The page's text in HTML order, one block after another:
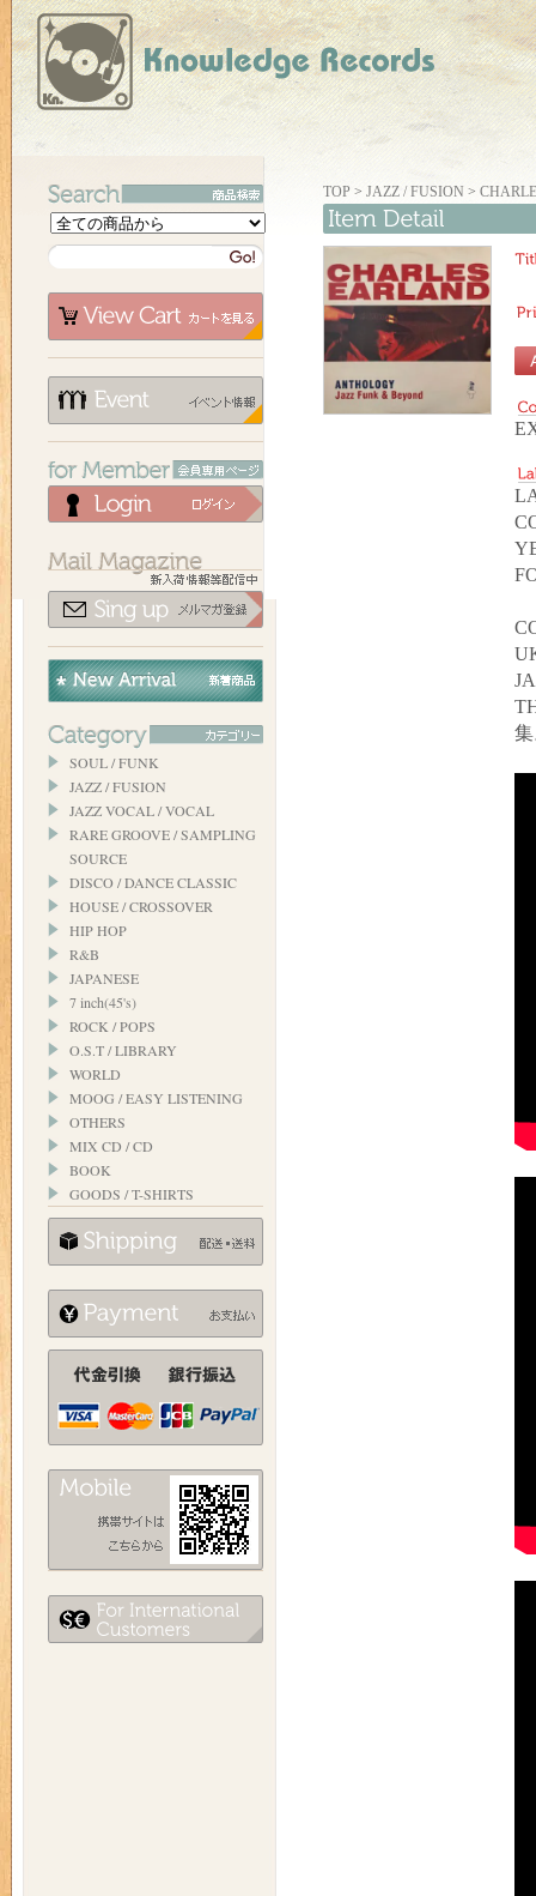
SOUL / FUNK
JAZZ / FUSION
JAZZ VOCAL / VOCAL
RARE GROOVE / SAMPLING
SOURCE
DISCO / DANCE CLASSIC
HOUSE / CROSSOVER
HIP HOP
R&B
JAPANESE
7 inch(45's)
ROCK / POPS
O.S.T / LIBRARY
WORLD
MOOG / EASY LISTENING
OTHERS
MIX CD / CD
BOOK
GOODS / T-SHIRTS
TOP > JAZZ / FUSION >